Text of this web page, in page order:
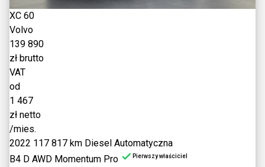
XC 60
Volvo
139 890
zł brutto
VAT
od
1 467
zł netto
/mies.
2022 117 817 km Diesel Automatyczna
B4 D AWD Momentum Pro
Pierwszy właściciel